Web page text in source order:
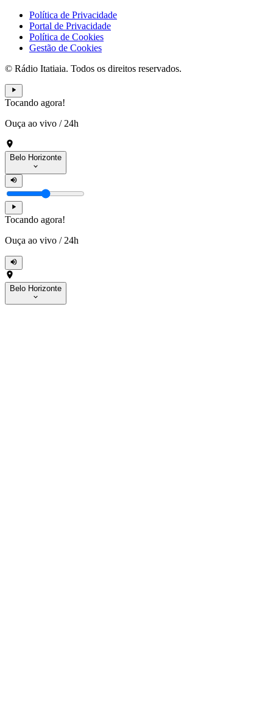
Política de Privacidade
Portal de Privacidade
Política de Cookies
Gestão de Cookies
© Rádio Itatiaia. Todos os direitos reservados.
Tocando agora!
Ouça ao vivo / 24h
Belo Horizonte
Tocando agora!
Ouça ao vivo / 24h
Belo Horizonte